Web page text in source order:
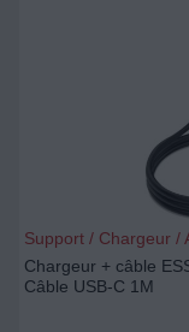
Support / Chargeur /
Chargeur + câble
Câble USB-C 1M